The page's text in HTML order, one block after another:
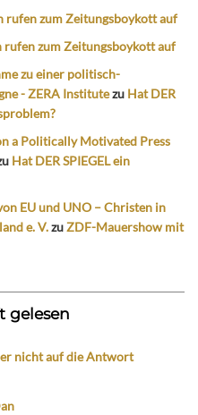
rufen zum Zeitungsboykott auf
rufen zum Zeitungsboykott auf
zu einer politisch-
- ZERA Institutezu Hat DER
a Politically Motivated Press
Hat DER SPIEGEL ein
EU und UNO – Christen in
e. V.zuZDF-Mauershow mit
gelesen
nicht auf die Antwort